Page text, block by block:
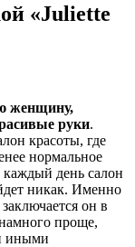
«Juliette
женщину,
руки.
красоты, где
нормальное
каждый день салон
никак. Именно
он в
проще,
иными